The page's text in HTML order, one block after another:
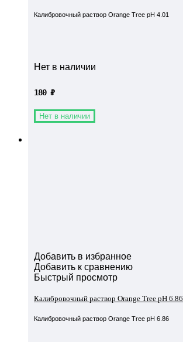
Калибровочный раствор Orange Tree pH 4.01
Нет в наличии
180 ₽
Нет в наличии
Добавить в избранное
Добавить к сравнению
Быстрый просмотр
Калибровочный раствор Orange Tree pH 6.86
Калибровочный раствор Orange Tree pH 6.86